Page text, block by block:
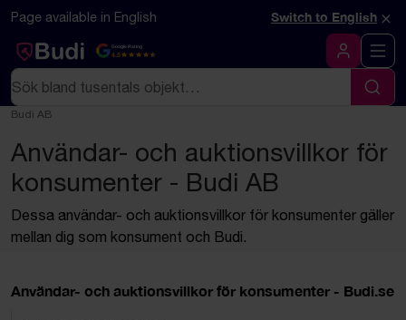
Hoppa till innehåll
Textbaserad (markdown) version av denna sida
Page available in English Switch to English ×
Google Rating
4.5
Logga in
Sök
Sök
Budi AB
Användar- och auktionsvillkor för
konsumenter - Budi AB
Dessa användar- och auktionsvillkor för konsumenter gäller
mellan dig som konsument och Budi.
Användar- och auktionsvillkor för konsumenter - Budi.se